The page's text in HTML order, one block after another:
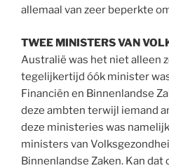
allemaal van zeer beperkte
TWEE MINISTERS VAN
Australië was het niet alleen
tegelijkertijd óók minister
Financiën en Binnenlandse
deze ambten terwijl iemand
deze ministeries was
ministers van
Binnenlandse Zaken. Kan dat